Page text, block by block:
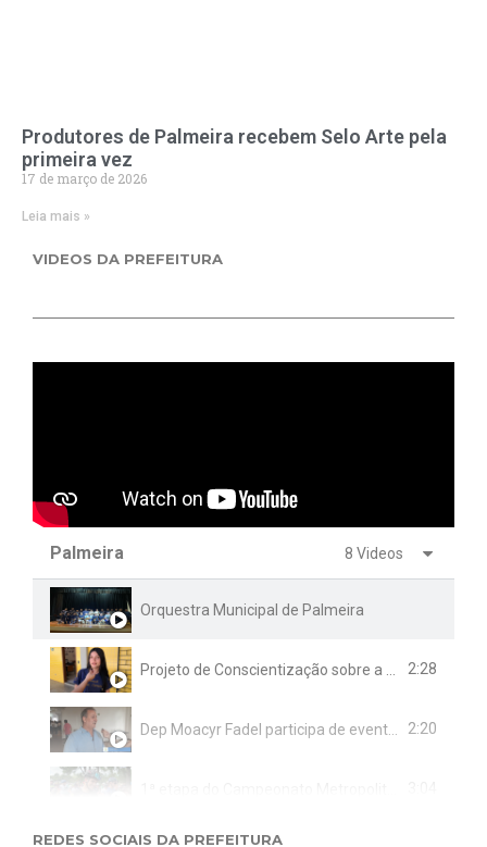
Produtores de Palmeira recebem Selo Arte pela
primeira vez
17 de março de 2026
Leia mais »
VIDEOS DA PREFEITURA
Palmeira 8 Videos
Orquestra Municipal de Palmeira
2:28
2:20
REDES SOCIAIS DA PREFEITURA